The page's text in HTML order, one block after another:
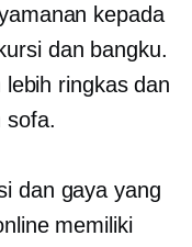
kepada
dan bangku.
ringkas dan
sofa.
dan gaya yang
memiliki